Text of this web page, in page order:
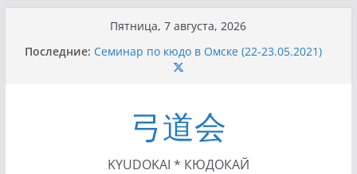
содержимому
Пятница, 7 августа, 2026
Последние: Семинар по кюдо в Омске (22-23.05.2021)
Чемпионат Росcии, Дёмино (2-5.09.2021)
II Кубок Посла Японии в России по Кюдо,
Орёл (25.07.2021)
I этап Кубка Московской области по Кюдо /
Сейдокан II (27.06.2021)
弓道会
KYUDOKAI * КЮДОКАЙ